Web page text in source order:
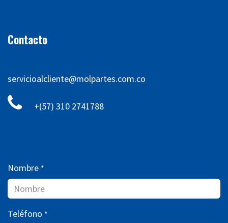
Contacto
servicioalcliente@molpartes.com.co
+(57) 310 2741788
Nombre *
Teléfono *